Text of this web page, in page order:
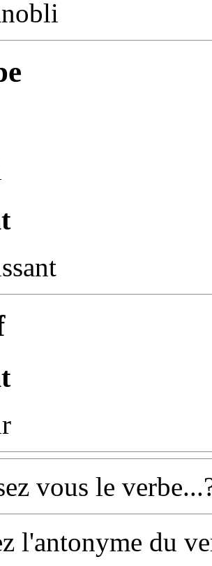
i
vous le
l'antonyme du